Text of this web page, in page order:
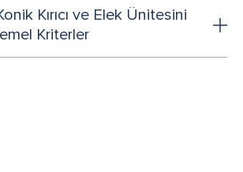
Kırıcı ve Elek Ünitesini
Kriterler